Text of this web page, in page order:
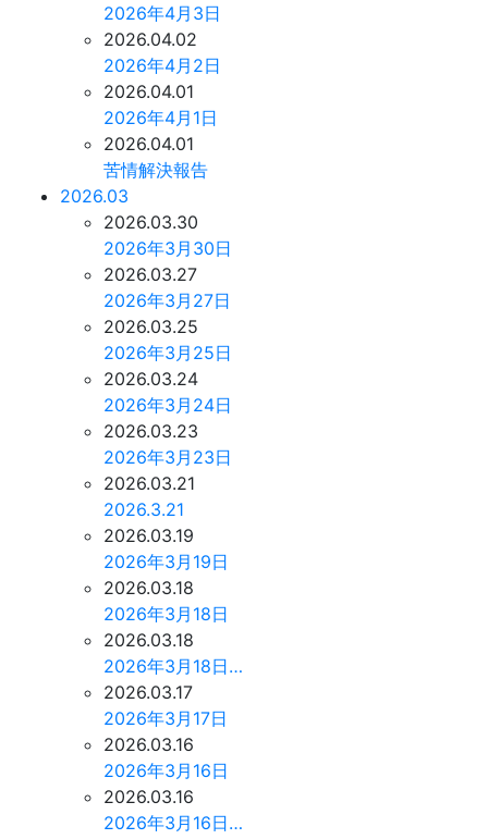
2026年4月3日
2026.04.02
2026年4月2日
2026.04.01
2026年4月1日
2026.04.01
苦情解決報告
2026.03
2026.03.30
2026年3月30日
2026.03.27
2026年3月27日
2026.03.25
2026年3月25日
2026.03.24
2026年3月24日
2026.03.23
2026年3月23日
2026.03.21
2026.3.21
2026.03.19
2026年3月19日
2026.03.18
2026年3月18日
2026.03.18
2026年3月18日…
2026.03.17
2026年3月17日
2026.03.16
2026年3月16日
2026.03.16
2026年3月16日…